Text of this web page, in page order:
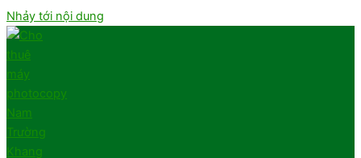
Nhảy tới nội dung